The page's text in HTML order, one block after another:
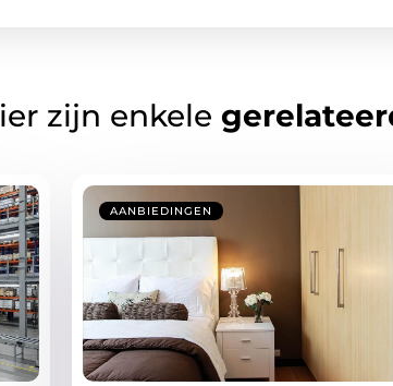
zijn enkele
AANBIEDINGEN